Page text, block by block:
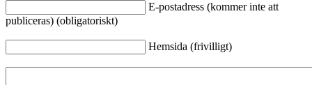
E-postadress (kommer inte att
publiceras) (obligatoriskt)
Hemsida (frivilligt)